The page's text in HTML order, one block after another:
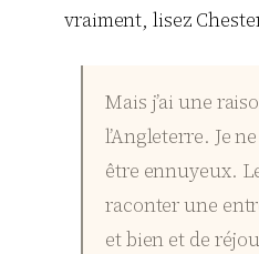
vraiment, lisez
Mais j’ai une
l’Angleterre. Je
être ennuyeux.
raconter une
et bien et de